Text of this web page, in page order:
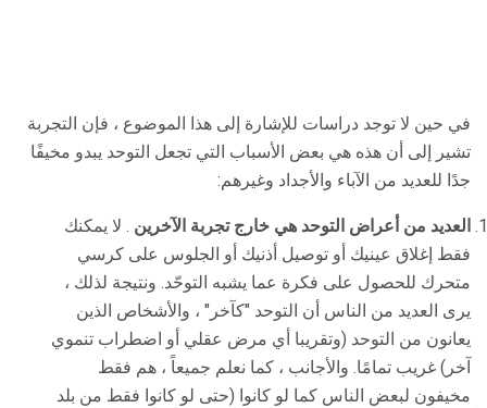
في حين لا توجد دراسات للإشارة إلى هذا الموضوع ، فإن التجربة
تشير إلى أن هذه هي بعض الأسباب التي تجعل التوحد يبدو مخيفًا
جدًا للعديد من الآباء والأجداد وغيرهم:
العديد من أعراض التوحد هي خارج تجربة الآخرين . لا يمكنك
فقط إغلاق عينيك أو توصيل أذنيك أو الجلوس على كرسي
متحرك للحصول على فكرة عما يشبه التوحّد. ونتيجة لذلك ،
يرى العديد من الناس أن التوحد "كآخر" ، والأشخاص الذين
يعانون من التوحد (وتقريبا أي مرض عقلي أو اضطراب تنموي
آخر) غريب تمامًا. والأجانب ، كما نعلم جميعاً ، هم فقط
مخيفون لبعض الناس كما لو كانوا (حتى لو كانوا فقط من بلد